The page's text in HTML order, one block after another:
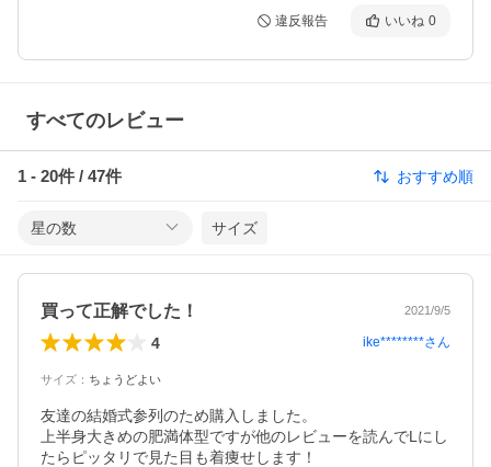
違反報告 いいね 0
すべてのレビュー
1 - 20件 / 47件 おすすめ順
星の数 サイズ
買って正解でした！ 2021/9/5
4 ike********さん
サイズ ： ちょうどよい
友達の結婚式参列のため購入しました。
上半身大きめの肥満体型ですが他のレビューを読んでLにし
たらピッタリで見た目も着痩せします！